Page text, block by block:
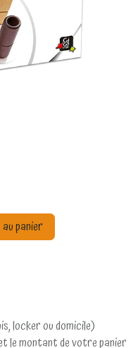
panier
locker ou domicile)
le montant de votre panier